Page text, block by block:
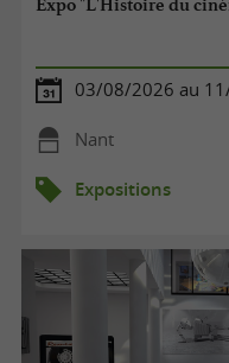
Expo "L'Histoire du
03/08/2026 au
Nant
Expositions